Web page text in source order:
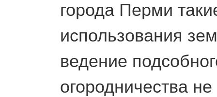
города Перми
использования
ведение
огородничества